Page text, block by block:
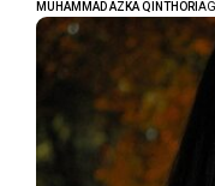
MUHAMMAD AZKA QINTHORI